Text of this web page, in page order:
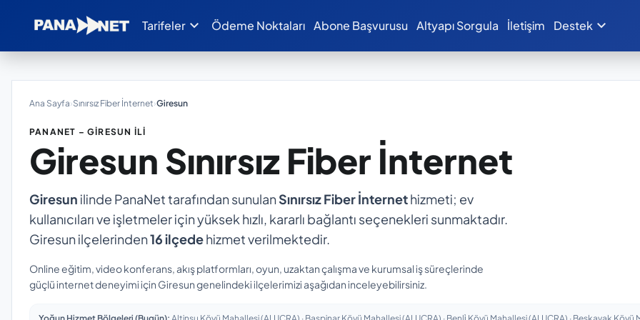
Tarifeler expand_more Ödeme Noktaları Abone Başvurusu Altyapı Sorgula İletişim Destek expand_more
Ana Sayfa›Sınırsız Fiber İnternet›Giresun
PANANET – GIRESUN İLI
GiresunSınırsız Fiber İnternet
Giresun ilinde PanaNet tarafından sunulanSınırsız Fiber İnternethizmeti; ev
kullanıcıları ve işletmeler için yüksek hızlı, kararlı bağlantı seçenekleri sunmaktadır.
Giresun ilçelerinden16 ilçedehizmet verilmektedir.
Online eğitim, video konferans, akış platformları, oyun, uzaktan çalışma ve kurumsal iş süreçlerinde
güçlü internet deneyimi için Giresun genelindeki ilçelerimizi aşağıdan inceleyebilirsiniz.